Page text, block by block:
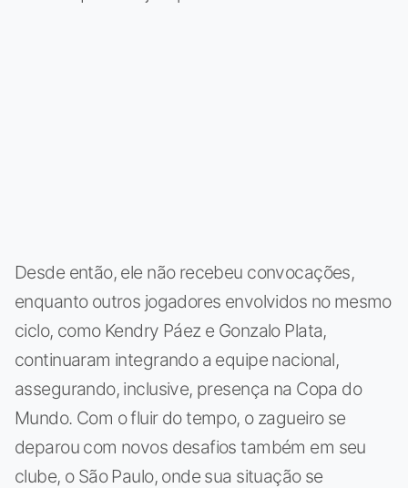
Desde então, ele não recebeu convocações,
enquanto outros jogadores envolvidos no mesmo
ciclo, como Kendry Páez e Gonzalo Plata,
continuaram integrando a equipe nacional,
assegurando, inclusive, presença na Copa do
Mundo. Com o fluir do tempo, o zagueiro se
deparou com novos desafios também em seu
clube, o São Paulo, onde sua situação se